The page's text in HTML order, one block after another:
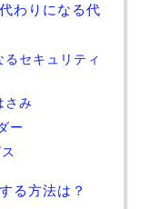
わりになる代
セキュリティ
さみ
ー
る方法は？